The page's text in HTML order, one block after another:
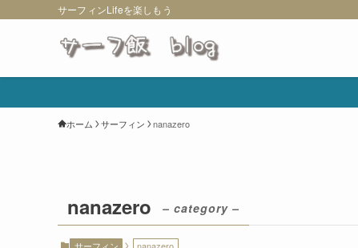
サーフィンLifeを楽しもう
ホーム サーフィン nanazero
nanazero – category –